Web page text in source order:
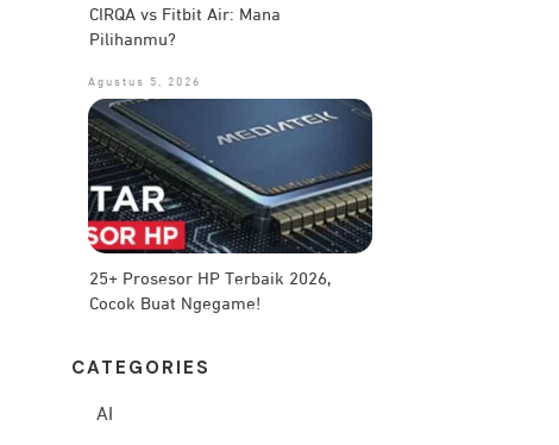
CIRQA vs Fitbit Air: Mana
Pilihanmu?
Agustus 5, 2026
25+ Prosesor HP Terbaik 2026,
Cocok Buat Ngegame!
CATEG ORIES
AI